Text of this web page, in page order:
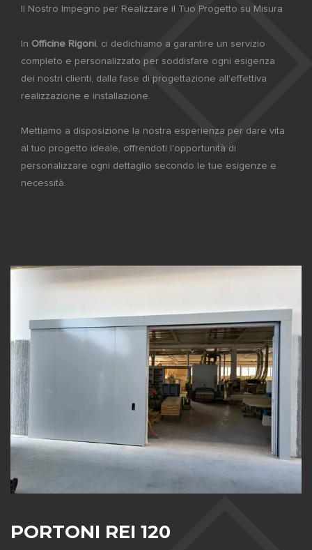
Il Nostro Impegno per Realizzare il Tuo Progetto su Misura
In Officine Rigoni, ci dedichiamo a garantire un servizio
completo e personalizzato per soddisfare ogni esigenza
dei nostri clienti, dalla fase di progettazione all'effettiva
realizzazione e installazione.
Mettiamo a disposizione la nostra esperienza per dare vita
al tuo progetto ideale, offrendoti l'opportunità di
personalizzare ogni dettaglio secondo le tue esigenze e
necessità.
PORTONI REI 120